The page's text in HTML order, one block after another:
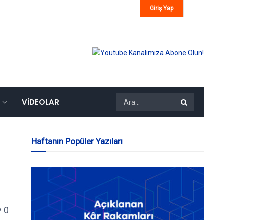
Giriş Yap
VIDEOLAR
0
Haftanın Popüler Yazıları